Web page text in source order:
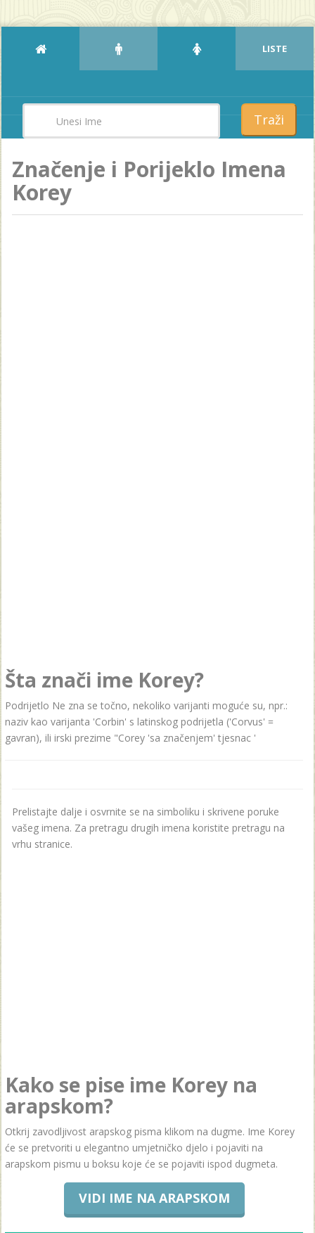
LISTE
Traži
Značenje i Porijeklo Imena
Korey
Šta znači ime Korey?
Podrijetlo Ne zna se točno, nekoliko varijanti moguće su, npr.:
naziv kao varijanta 'Corbin' s latinskog podrijetla ('Corvus' =
gavran), ili irski prezime "Corey 'sa značenjem' tjesnac '
Prelistajte dalje i osvrnite se na simboliku i skrivene poruke
vašeg imena. Za pretragu drugih imena koristite pretragu na
vrhu stranice.
Kako se pise ime Korey na
arapskom?
Otkrij zavodljivost arapskog pisma klikom na dugme. Ime Korey
će se pretvoriti u elegantno umjetničko djelo i pojaviti na
arapskom pismu u boksu koje će se pojaviti ispod dugmeta.
VIDI IME NA ARAPSKOM